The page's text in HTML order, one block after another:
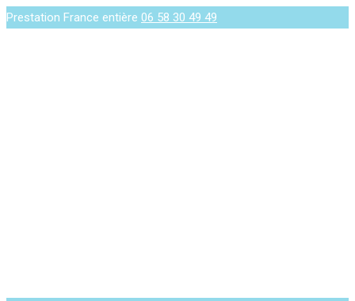
Prestation France entière 06 58 30 49 49